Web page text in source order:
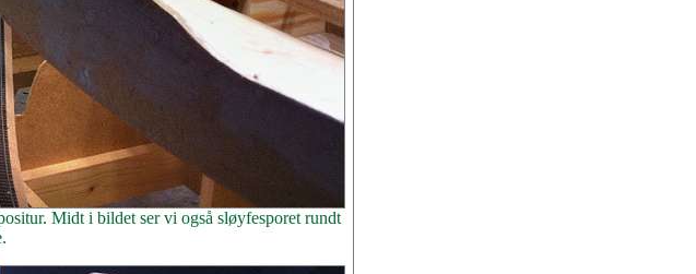
Midt i bildet ser vi også sløyfesporet rundt